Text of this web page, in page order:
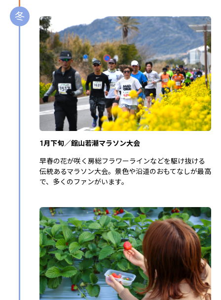
冬
1月下旬／館山若潮マラソン大会
早春の花が咲く房総フラワーラインなどを駆け抜ける
伝統あるマラソン大会。景色や沿道のおもてなしが最高
で、多くのファンがいます。